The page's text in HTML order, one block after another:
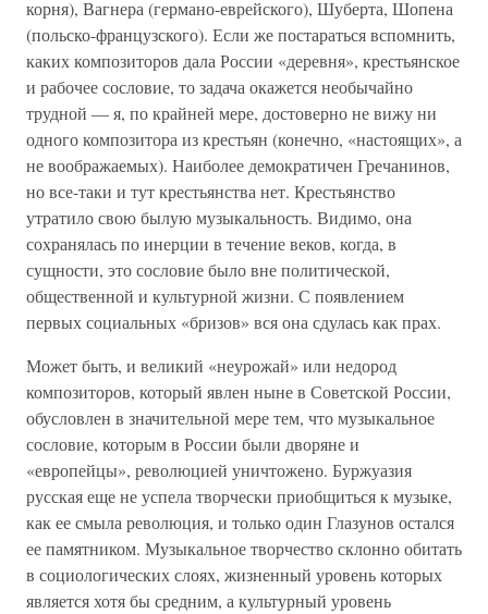
корня), Вагнера (германо-еврейского), Шуберта, Шопена
(польско-французского). Если же постараться вспомнить,
каких композиторов дала России «деревня», крестьянское
и рабочее сословие, то задача окажется необычайно
трудной — я, по крайней мере, достоверно не вижу ни
одного композитора из крестьян (конечно, «настоящих», а
не воображаемых). Наиболее демократичен Гречанинов,
но все-таки и тут крестьянства нет. Крестьянство
утратило свою былую музыкальность. Видимо, она
сохранялась по инерции в течение веков, когда, в
сущности, это сословие было вне политической,
общественной и культурной жизни. С появлением
первых социальных «бризов» вся она сдулась как прах.
Может быть, и великий «неурожай» или недород
композиторов, который явлен ныне в Советской России,
обусловлен в значительной мере тем, что музыкальное
сословие, которым в России были дворяне и
«европейцы», революцией уничтожено. Буржуазия
русская еще не успела творчески приобщиться к музыке,
как ее смыла революция, и только один Глазунов остался
ее памятником. Музыкальное творчество склонно обитать
в социологических слоях, жизненный уровень которых
является хотя бы средним, а культурный уровень